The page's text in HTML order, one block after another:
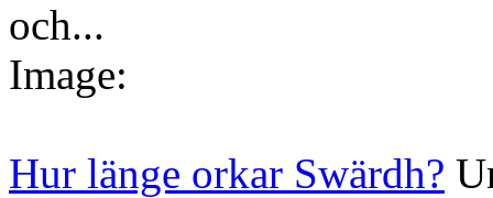
och...
Image:
Hur länge orkar Swärdh?